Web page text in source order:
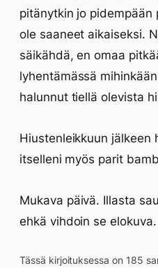
pitänytkin jo pidempään
ole saaneet aikaiseksi.
säikähdä, en omaa
lyhentämässä
halunnut tiellä olevista
Hiustenleikkuun jälkeen
itselleni myös parit
Mukava päivä. Illasta
ehkä vihdoin se elokuva.
Tässä kirjoituksessa on 185